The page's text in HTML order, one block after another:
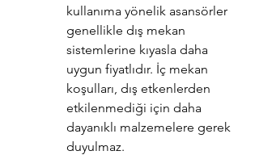
kullanıma yönelik asansörler
genellikle dış mekan
sistemlerine kıyasla daha
uygun fiyatlıdır. İç mekan
koşulları, dış etkenlerden
etkilenmediği için daha
dayanıklı malzemelere gerek
duyulmaz.